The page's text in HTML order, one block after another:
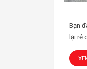
Bạn
lại rẻ